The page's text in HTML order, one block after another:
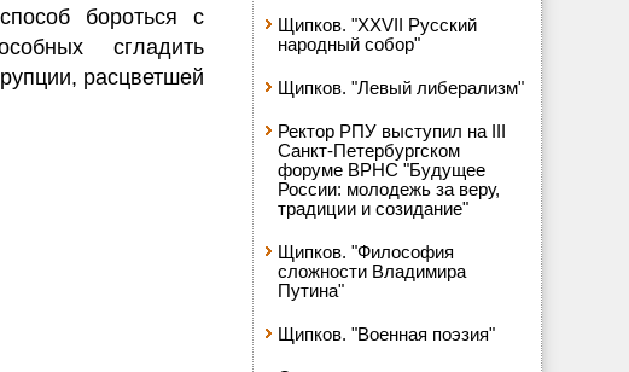
бороться с
сгладить
расцветшей
Щипков. "XXVII Русский
народный собор"
Щипков. "Левый либерализм"
Ректор РПУ выступил на III
Санкт-Петербургском
форуме ВРНС "Будущее
России: молодежь за веру,
традиции и созидание"
Щипков. "Философия
сложности Владимира
Путина"
Щипков. "Военная поэзия"